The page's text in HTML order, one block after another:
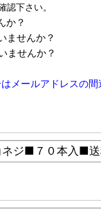
認下さい。
か？
ませんか？
ませんか？
メールアドレスの